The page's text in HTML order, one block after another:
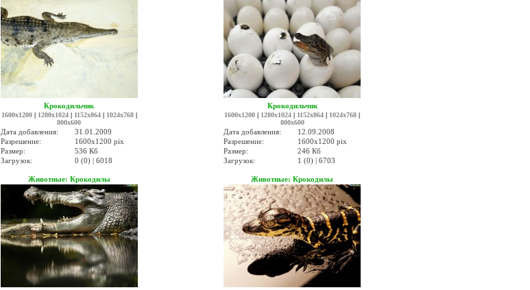
Крокодильчик
1600x1200| 1280x1024| 1152x864| 1024x768|
800x600
Дата добавления:
31.01.2009
Разрешение:
1600x1200 pix
Размер:
536 Кб
Загрузок:
0 (0) | 6018
Крокодильчик
1600x1200 | 1280x1024 | 1152x864 | 1024x768 |
800x600
Дата добавления:
12.09.2008
Разрешение:
1600x1200 pix
Размер:
246 Кб
Загрузок:
1 (0) | 6703
Животные: Крокодилы Животные: Крокодилы